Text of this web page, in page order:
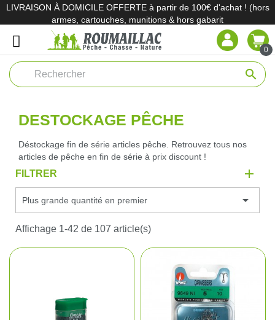
LIVRAISON À DOMICILE OFFERTE à partir de 100€ d'achat ! (hors
armes, cartouches, munitions & hors gabarit
0
search
DESTOCKAGE PÊCHE
Déstockage fin de série articles pêche. Retrouvez tous nos
articles de pêche en fin de série à prix discount !
FILTRER
Plus grande quantité en premier 
Affichage 1-42 de 107 article(s)